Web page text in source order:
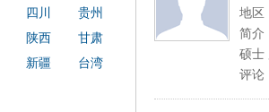
地区
简介
硕士
评论
四川
贵州
陕西
甘肃
新疆
台湾